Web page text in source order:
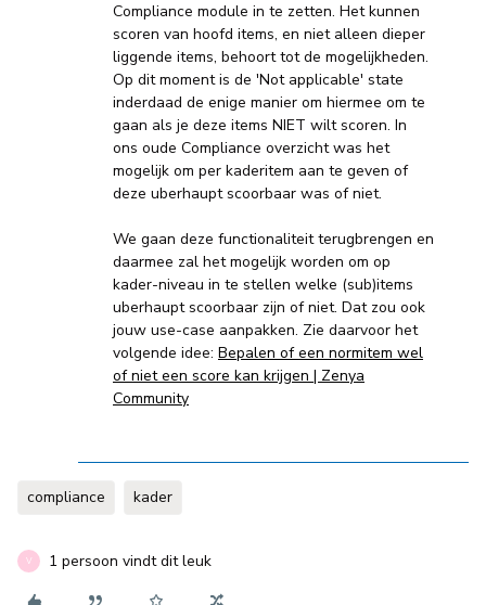
Compliance module in te zetten. Het kunnen
scoren van hoofd items, en niet alleen dieper
liggende items, behoort tot de mogelijkheden.
Op dit moment is de 'Not applicable' state
inderdaad de enige manier om hiermee om te
gaan als je deze items NIET wilt scoren. In
ons oude Compliance overzicht was het
mogelijk om per kaderitem aan te geven of
deze uberhaupt scoorbaar was of niet.
We gaan deze functionaliteit terugbrengen en
daarmee zal het mogelijk worden om op
kader-niveau in te stellen welke (sub)items
uberhaupt scoorbaar zijn of niet. Dat zou ook
jouw use-case aanpakken. Zie daarvoor het
volgende idee: Bepalen of een normitem wel
of niet een score kan krijgen | Zenya
Community
compliance kader
V 1 persoon vindt dit leuk